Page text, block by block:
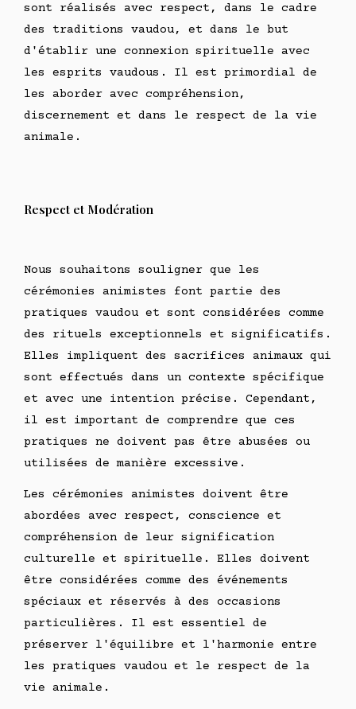
sont réalisés avec respect, dans le cadre
des traditions vaudou, et dans le but
d'établir une connexion spirituelle avec
les esprits vaudous. Il est primordial de
les aborder avec compréhension,
discernement et dans le respect de la vie
animale.
Respect et Modération
Nous souhaitons souligner que les
cérémonies animistes font partie des
pratiques vaudou et sont considérées comme
des rituels exceptionnels et significatifs.
Elles impliquent des sacrifices animaux qui
sont effectués dans un contexte spécifique
et avec une intention précise. Cependant,
il est important de comprendre que ces
pratiques ne doivent pas être abusées ou
utilisées de manière excessive.
Les cérémonies animistes doivent être
abordées avec respect, conscience et
compréhension de leur signification
culturelle et spirituelle. Elles doivent
être considérées comme des événements
spéciaux et réservés à des occasions
particulières. Il est essentiel de
préserver l'équilibre et l'harmonie entre
les pratiques vaudou et le respect de la
vie animale.